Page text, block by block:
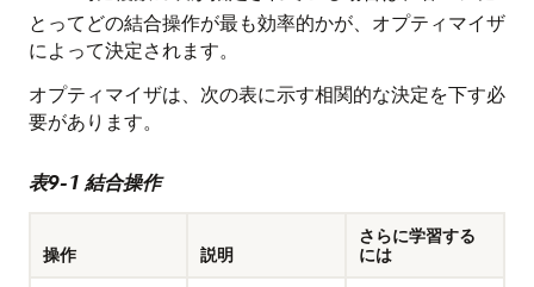
とってどの結合操作が最も効率的かが、オプティマイザ
によって決定されます。
オプティマイザは、次の表に示す相関的な決定を下す必
要があります。
表9-1 結合操作
操作 説明
さらに学習する
には